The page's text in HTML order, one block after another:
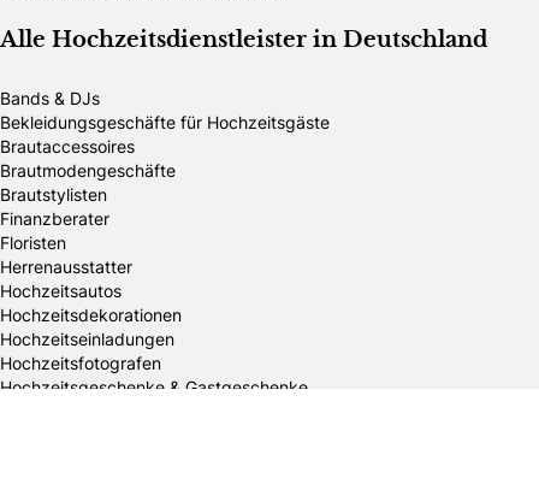
Alle Hochzeitsdienstleister in Deutschland
Bands & DJs
Bekleidungsgeschäfte für Hochzeitsgäste
Brautaccessoires
Brautmodengeschäfte
Brautstylisten
Finanzberater
Floristen
Herrenausstatter
Hochzeitsautos
Hochzeitsdekorationen
Hochzeitseinladungen
Hochzeitsfotografen
Hochzeitsgeschenke & Gastgeschenke